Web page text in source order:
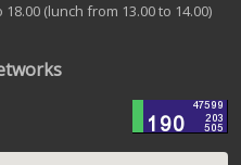
(lunch from 13.00 to 14.00)